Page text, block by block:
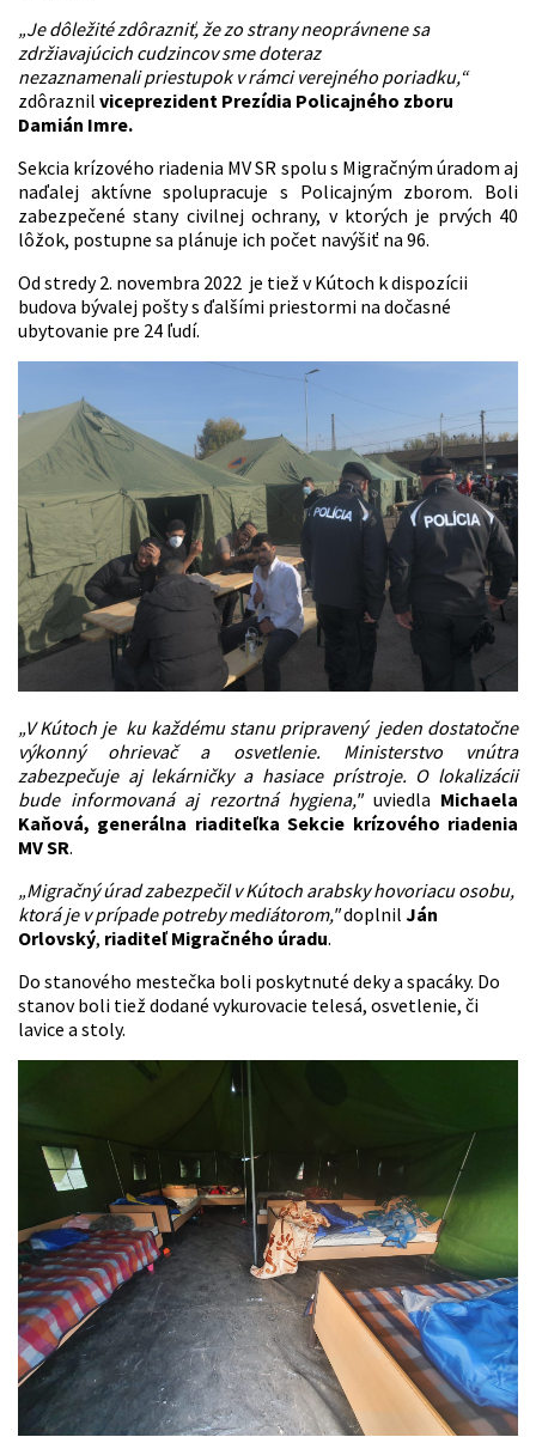
„Je dôležité zdôrazniť, že zo strany neoprávnene sa
zdržiavajúcich cudzincov sme doteraz
nezaznamenalipriestupok v rámci verejného poriadku,“
zdôraznil viceprezident Prezídia Policajného zboru
Damián Imre.
Sekcia krízového riadenia MV SR spolu s Migračným úradom aj
naďalej aktívne spolupracuje s Policajným zborom. Boli
zabezpečené stany civilnej ochrany, v ktorých je prvých 40
lôžok, postupne sa plánuje ich počet navýšiť na 96.
Od stredy 2. novembra 2022 je tiež v Kútoch k dispozícii
budova bývalej pošty s ďalšími priestormi na dočasné
ubytovanie pre 24 ľudí.
„V Kútoch je ku každému stanu pripravený jeden dostatočne
výkonný ohrievač a osvetlenie. Ministerstvo vnútra
zabezpečuje aj lekárničky a hasiace prístroje. O lokalizácii
bude informovaná aj rezortná hygiena,"uviedla Michaela
Kaňová, generálna riaditeľka Sekcie krízového riadenia
MV SR.
„Migračný úrad zabezpečil v Kútoch arabsky hovoriacu osobu,
ktorá je v prípade potreby mediátorom,"doplnil Ján
Orlovský, riaditeľ Migračného úradu.
Do stanového mestečka boli poskytnuté deky a spacáky. Do
stanov boli tiež dodané vykurovacie telesá, osvetlenie, či
lavice a stoly.